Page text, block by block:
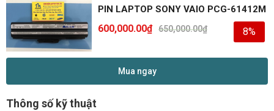
PIN LAPTOP SONY VAIO PCG-61412M
650,000.00₫
600,000.00₫ 8%
Mua ngay
Thông số kỹ thuật